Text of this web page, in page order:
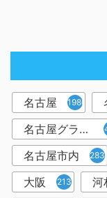
名古屋 1986
名古屋グランパス
名古屋市内 283
大阪 213